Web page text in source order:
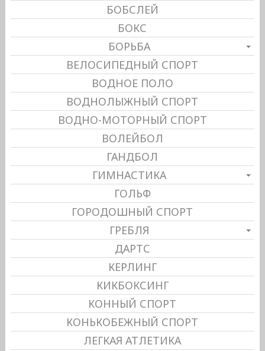
БОБСЛЕЙ
БОКС
БОРЬБА
ВЕЛОСИПЕДНЫЙ СПОРТ
ВОДНОЕ ПОЛО
ВОДНОЛЫЖНЫЙ СПОРТ
ВОДНО-МОТОРНЫЙ СПОРТ
ВОЛЕЙБОЛ
ГАНДБОЛ
ГИМНАСТИКА
ГОЛЬФ
ГОРОДОШНЫЙ СПОРТ
ГРЕБЛЯ
ДАРТС
КЕРЛИНГ
КИКБОКСИНГ
КОННЫЙ СПОРТ
КОНЬКОБЕЖНЫЙ СПОРТ
ЛЕГКАЯ АТЛЕТИКА